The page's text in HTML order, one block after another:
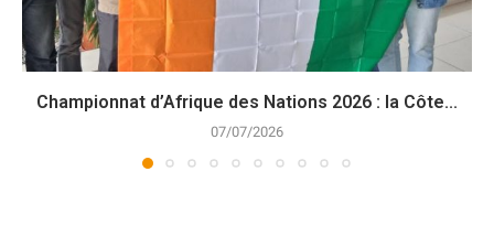
Championnat d’Afrique des Nations 2026 : la Côte...
07/07/2026